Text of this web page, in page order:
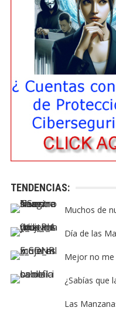
TENDENCIAS:
Muchos de
Día de las
Mejor no me
¿Sabías que
Las